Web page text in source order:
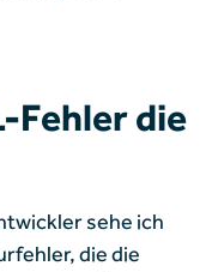
Fehler die
sehe ich
die die